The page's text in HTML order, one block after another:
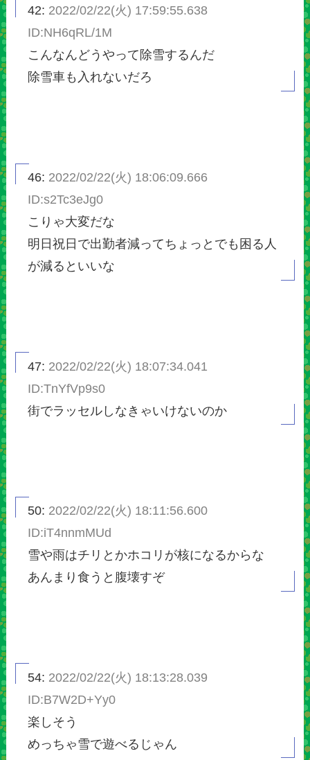
42: 2022/02/22(火) 17:59:55.638
ID:NH6qRL/1M
こんなんどうやって除雪するんだ
除雪車も入れないだろ
46: 2022/02/22(火) 18:06:09.666
ID:s2Tc3eJg0
こりゃ大変だな
明日祝日で出勤者減ってちょっとでも困る人
が減るといいな
47: 2022/02/22(火) 18:07:34.041
ID:TnYfVp9s0
街でラッセルしなきゃいけないのか
50: 2022/02/22(火) 18:11:56.600
ID:iT4nnmMUd
雪や雨はチリとかホコリが核になるからな
あんまり食うと腹壊すぞ
54: 2022/02/22(火) 18:13:28.039
ID:B7W2D+Yy0
楽しそう
めっちゃ雪で遊べるじゃん